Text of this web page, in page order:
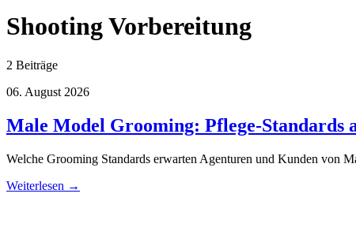
Shooting Vorbereitung
2 Beiträge
06. August 2026
Male Model Grooming: Pflege-Standards
Welche Grooming Standards erwarten Agenturen und Kunden von
Weiterlesen →